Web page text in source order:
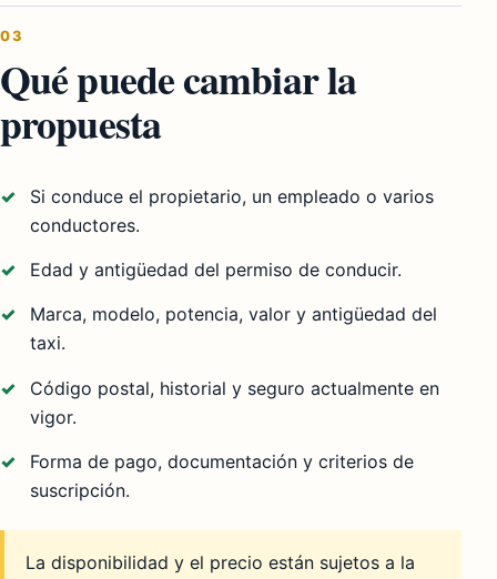
03
Qué puede cambiar la
propuesta
Si conduce el propietario, un empleado o varios
conductores.
Edad y antigüedad del permiso de conducir.
Marca, modelo, potencia, valor y antigüedad del
taxi.
Código postal, historial y seguro actualmente en
vigor.
Forma de pago, documentación y criterios de
suscripción.
La disponibilidad y el precio están sujetos a la